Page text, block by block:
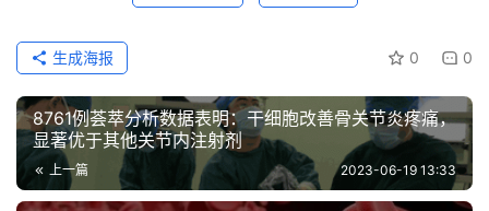
0 0
生成海报
8761例荟萃分析数据表明：干细胞改善骨关节炎疼痛，
显著优于其他关节内注射剂
上一篇 2023-06-19 13:33